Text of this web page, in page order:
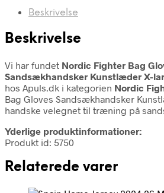
Beskrivelse
Beskrivelse
Vi har fundet Nordic Fighter Bag
Sandsækhandsker Kunstlæder X-
hos Apuls.dk i kategorien Nordic
Bag Gloves Sandsækhandsker
handske velegnet til træning på
Yderlige produktinformationer:
Produkt id: 5750
Relaterede varer